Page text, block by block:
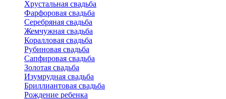
Хрустальная свадьба
Фарфоровая свадьба
Серебряная свадьба
Жемчужная свадьба
Коралловая свадьба
Рубиновая свадьба
Сапфировая свадьба
Золотая свадьба
Изумрудная свадьба
Бриллиантовая свадьба
Рождение ребенка